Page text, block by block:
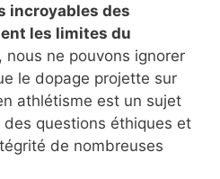
incroyables des
les limites du
nous ne pouvons ignorer
le dopage projette sur
athlétisme est un sujet
questions éthiques et
de nombreuses